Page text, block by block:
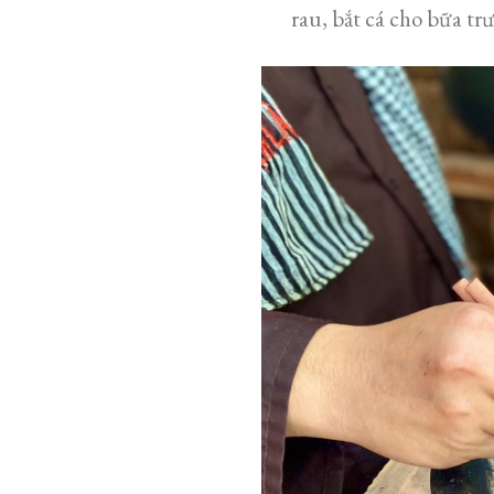
rau, bắt cá cho bữa